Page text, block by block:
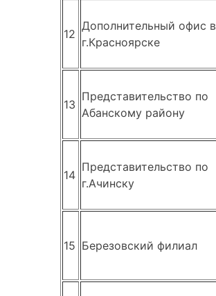
12
Дополнительный офис в
г.Красноярске
13
Представительство по
Абанскому району
14
Представительство по
г.Ачинску
15 Березовский филиал